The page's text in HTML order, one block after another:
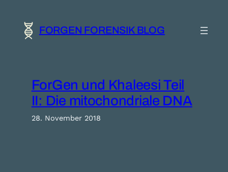
springen
FORGEN FORENSIK BLOG
ForGen und Khaleesi Teil
II: Die mitochondriale DNA
28. November 2018